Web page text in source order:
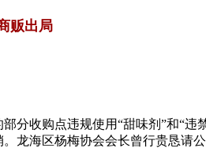
贩出局
收购点违规使用“甜味剂”和“违
龙海区杨梅协会会长曾行贵恳请